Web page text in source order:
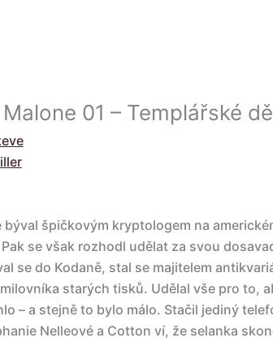
01 – Templářské
býval špičkovým kryptologem na
se však rozhodl udělat za svou
se do Kodaně, stal se majitelem
starých tisků. Udělal vše pro to,
– a stejně to bylo málo. Stačil jediný
Nelleové a Cotton ví, že selanka